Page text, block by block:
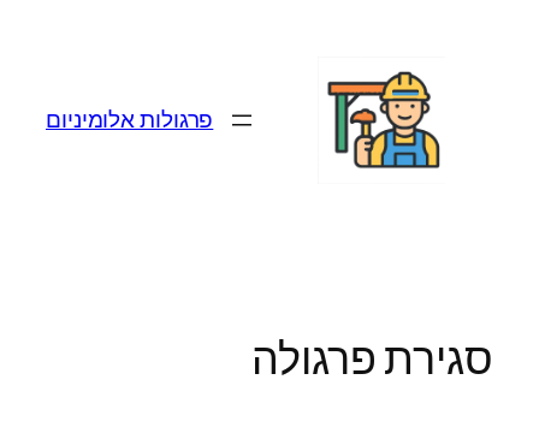
פרגולות אלומיניום
סגירת פרגולה